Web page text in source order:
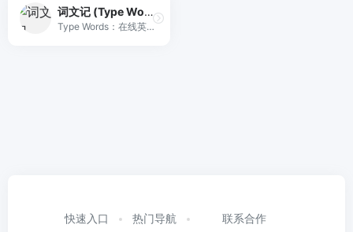
词文记 (Type Words)
Type Words：在线英语练习平台，支持单词、文章跟打练习，提升打字与语言能力。Practice English, one keystroke at a time.
快速入口 热门导航 联系合作